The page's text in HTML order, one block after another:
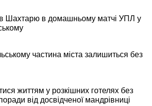
Шахтарю в домашньому матчі УПЛ у
частина міста залишиться без
життям у розкішних готелях без
від досвідченої мандрівниці